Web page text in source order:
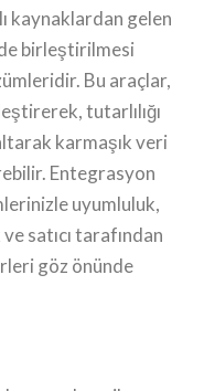
kaynaklardan gelen
birleştirilmesi
Bu araçlar,
tutarlılığı
karmaşık veri
Entegrasyon
uyumluluk,
satıcı tarafından
göz önünde